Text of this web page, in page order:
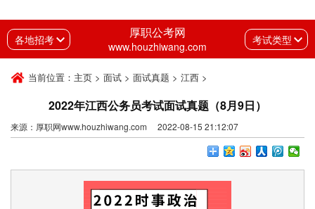
各地招考 厚职公考网
www.houzhiwang.com 考试类型
当前位置： 主页 > 面试 > 面试真题 > 江西 >
2022年江西公务员考试面试真题（8月9日）
来源：厚职网www.houzhiwang.com 2022-08-15 21:12:07